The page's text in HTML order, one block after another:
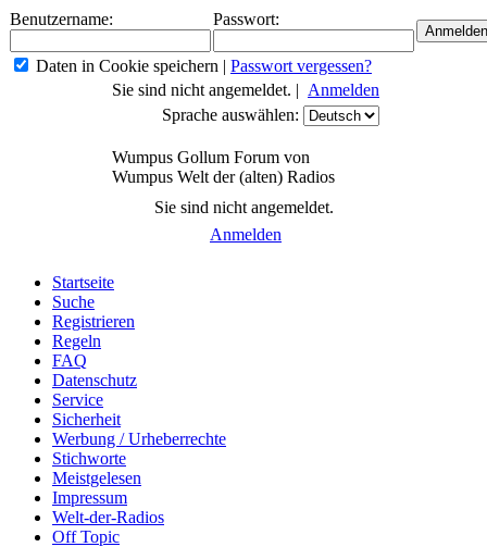
Benutzername: Passwort:
Daten in Cookie speichern | Passwort vergessen?
Sie sind nicht angemeldet. | Anmelden
Sprache auswählen:
Wumpus Gollum Forum von
Wumpus Welt der (alten) Radios
Sie sind nicht angemeldet.
Anmelden
Startseite
Suche
Registrieren
Regeln
FAQ
Datenschutz
Service
Sicherheit
Werbung / Urheberrechte
Stichworte
Meistgelesen
Impressum
Welt-der-Radios
Off Topic